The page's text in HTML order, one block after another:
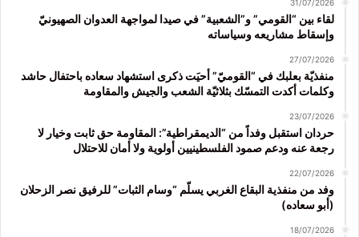
31/07/2026
لقاء بين “القومي” و”الشعبية” في صيدا لمواجهة العدوان الصهيونيّ
وإسقاط مشاريعه وسياساته
27/07/2026
منفذيّة بعلبك في “القوميّ” أحيَت ذكرى استشهاد سعاده باحتفال حاشد
وكلمات أكدت التمسّك بثلاثيّة الشعب والجيش والمقاومة
23/07/2026
حردان استقبل وفداً من “الديمقراطية”: المقاومة حق ثابت وخيار لا
رجعة عنه ودعم صمود الفلسطينيين أولوية ولا أمان للاحتلال
22/07/2026
وفد من منفذية البقاع الغربي يسلّم “وسام الثبات” للرفيق نصر الزحلان
(أبو سعاده)
18/07/2026